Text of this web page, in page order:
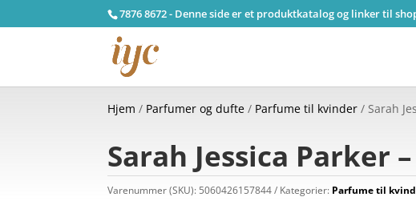
7876 8672 - Denne side er et produktkatalog og linker til
Hjem / Parfumer og dufte / Parfume til kvinder / Sarah
Sarah Jessica Parker
Varenummer (SKU): 5060426157844 Kategorier: Parfume til